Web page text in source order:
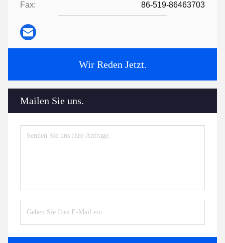
Fax: 86-519-86463703
Wir Reden Jetzt.
Mailen Sie uns.